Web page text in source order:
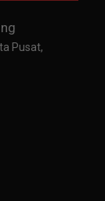
Pusat,